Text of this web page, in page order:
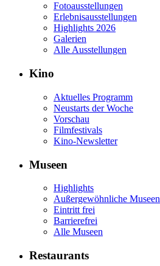
Fotoausstellungen
Erlebnisausstellungen
Highlights 2026
Galerien
Alle Ausstellungen
Kino
Aktuelles Programm
Neustarts der Woche
Vorschau
Filmfestivals
Kino-Newsletter
Museen
Highlights
Außergewöhnliche Museen
Eintritt frei
Barrierefrei
Alle Museen
Restaurants